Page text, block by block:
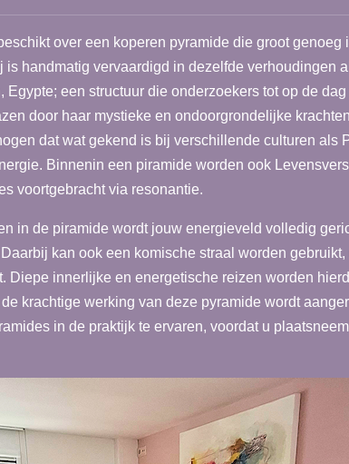
over een koperen pyramide die groot genoeg
is handmatig vervaardigd in dezelfde verhoudingen
Egypte; een structuur die onderzoekers tot op de dag
door haar mystieke en ondoorgrondelijke
dat wat gekend is bij verschillende culturen als
Binnenin een piramide worden ook
voortgebracht via resonantie.
in de piramide wordt jouw energieveld volledig
kan ook een komische straal worden gebruikt,
Diepe innerlijke en energetische reizen worden
krachtige werking van deze pyramide wordt
in de praktijk te ervaren, voordat u